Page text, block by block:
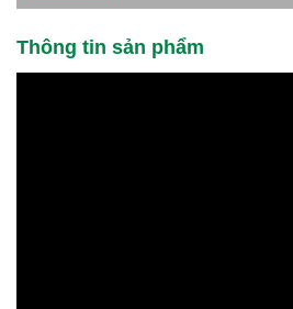
Thông tin sản phẩm